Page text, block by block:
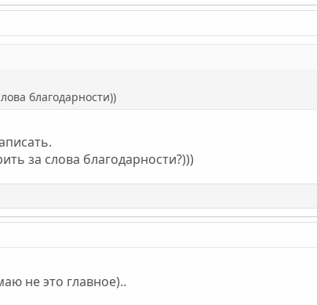
благодарности))
за слова благодарности?)))
не это главное)..